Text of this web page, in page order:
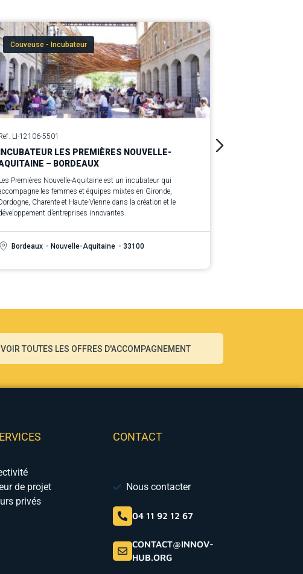
Couveuse - Incubateur
LI-12106-5501
INCUBATEUR LES PREMIÈRES NOUVELLE-
– BORDEAUX
Premières Nouvelle-Aquitaine est un incubateur qui
les femmes et équipes mixtes en Gironde,
Charente et Haute-Vienne dans la création et le
d’entreprises innovantes.
Bordeaux - Nouvelle-Aquitaine - 33100
VOIR TOUTES LES OFFRES D'ACCOMPAGNEMENT
de projet
privés
CONTACT
Nous contacter
04 11 92 12 67
CONTACT@INNOV-
HUB.ORG